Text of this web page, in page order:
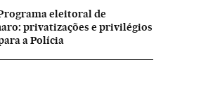
eleitoral de
privatizações e privilégios
a Polícia